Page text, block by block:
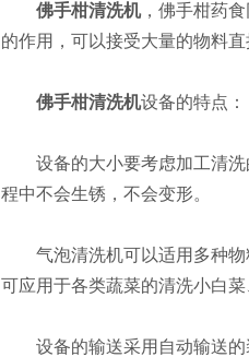
佛手柑清洗机，佛手柑药
的作用，可以接受大量的物料
佛手柑清洗机设备的特点：
设备的大小要考虑加工清洗
程中不会生锈，不会变形。
气泡清洗机可以适用多种物
可应用于各类蔬菜的清洗小白
设备的输送采用自动输送的